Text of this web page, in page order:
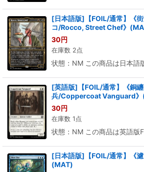
[日本語版]【FOIL/通常】《
コ/Rocco, Street Chef》
30円
在庫数 2点
状態：NM この商品は日本語
[英語版]【FOIL/通常】《銅
兵/Coppercoat Vanguard
30円
在庫数 1点
状態：NM この商品は英語版
[日本語版]【FOIL/通常】《
(MAT)